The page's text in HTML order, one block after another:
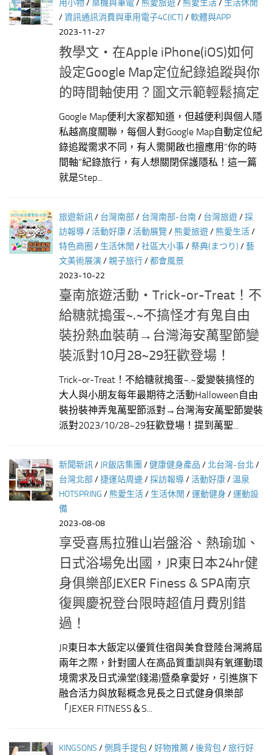
用小物/桌機與筆電/ 熊愛旅遊/ 熊愛生活/生活休閒
/資訊通訊消費與車用電子4C(ICT) /軟體與APP
2023-11-27
教學文‧在Apple iPhone(iOS)如何
設定Google Map定位紀錄追蹤與你
的時間軸使用？圖文示範輕鬆搞定
Google Map便利大家都知道，但越便利與個人隱
私越高度關聯，每個人對Google Map自動定位紀
錄追蹤需求不同，有人需開啟也擅應用”你的時
間軸”紀錄旅行，有人想關閉保護隱私！這一篇
就是Step...
旅遊新訊/ 台灣南部 / 台灣南部-台南/ 台灣旅遊/採
訪報導/活動好康/活動展覽/ 熊愛旅遊/ 熊愛生活/
特色商圈 / 生活休閒 /社區大小事/祭典(まつり) /藝
文美術展演 /親子旅行/都會風景
2023-10-22
臺南旅遊活動‧Trick-or-Treat！不
給糖就搗蛋~.~不搞怪才有鬼自由
裝扮熱血裝萌→台灣海安萬聖節變
裝派對10月28~29狂歡登場！
Trick-or-Treat！不給糖就搗蛋~.~愛變裝搞怪的
大人與小朋友每年最期待之活動Halloween自由
裝扮裝神弄鬼萬聖節派對→台灣海安萬聖節變裝
派對2023/10/28~29狂歡登場！提到萬聖...
新聞新訊/ JR飯店集團 /健康健身產品 / 北台灣-台北 /
台灣北部 /捷運站周邊 /採訪報導/活動好康/溫泉
HOTSPRING / 熊愛生活/ 生活休閒 /運動健身 /運動設
備
2023-08-08
享受喜馬拉雅山岩盤浴、熱瑜珈、
日式浴場免出國，JR東日本24hr健
身俱樂部JEXER Finess & SPA南京
復興慶祝登台限時超值月費別錯
過！
JR東日本大飯定以優質住宿與美食登陸台灣將屆
兩年之際，針對國人在高品質重訓與有氧運動環
境需求及日式澡堂(錢湯)暨桑拿愛好，引進旗下
融合活力與放鬆概念見長之日式健身俱樂部
「JEXER FITNESS＆S...
KINGSONS /側肩手提包/好物推薦/後背包/旅行好